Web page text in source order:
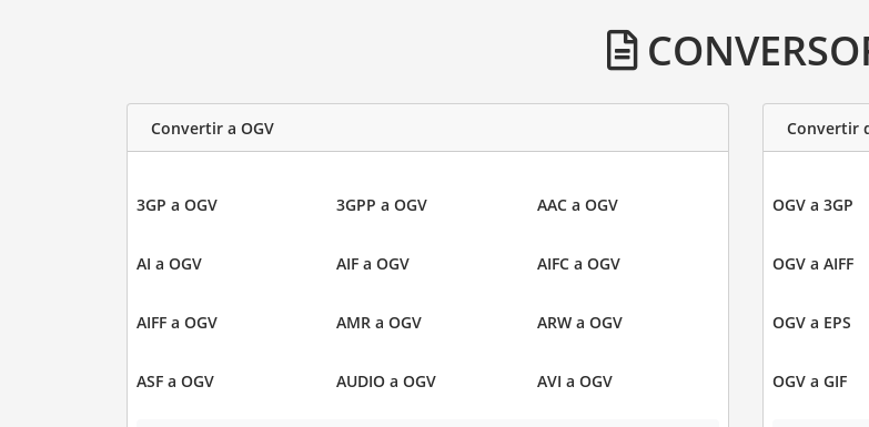
Convertir a OGV
3GP a OGV 3GPP a OGV AAC a OGV
AI a OGV AIF a OGV AIFC a OGV
AIFF a OGV AMR a OGV ARW a OGV
ASF a OGV AUDIO a OGV AVI a OGV
Convertir
OGV a 3GP
OGV a AIFF
OGV a EPS
OGV a GIF